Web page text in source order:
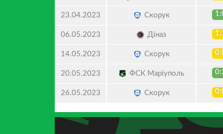
23.04.2023 Скорук
06.05.2023 Діназ
14.05.2023 Скорук
20.05.2023 ФСК Маріуполь
26.05.2023 Скорук